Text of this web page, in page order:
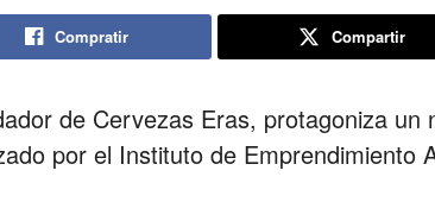
Compratir Compartir
de Cervezas Eras, protagoniza un
por el Instituto de Emprendimiento